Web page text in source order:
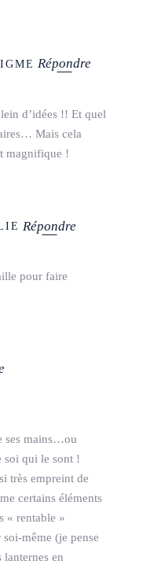
Répondre
d’idées !! Et quel
Mais cela
magnifique !
Répondre
pour faire
ses mains…ou
soi qui le sont !
très empreint de
certains éléments
« rentable »
même (je pense
lanternes en